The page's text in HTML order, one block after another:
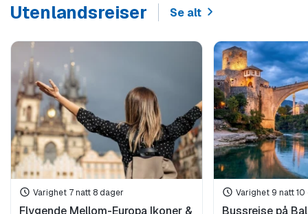
Utenlandsreiser Se alt
Varighet 7 natt 8 dager
Flygende Mellom-Europa Ikoner &
Varighet 9 natt
Bussreise på